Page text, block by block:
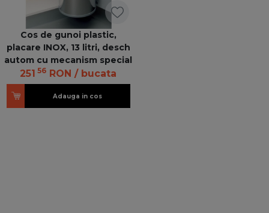
Cos de gunoi plastic,
placare INOX, 13 litri, desch
autom cu mecanism special
251 56 RON / bucata
Adauga in cos